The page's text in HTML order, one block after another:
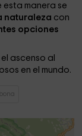
esta manera se
naturaleza con
opciones
ascenso al
en el mundo.